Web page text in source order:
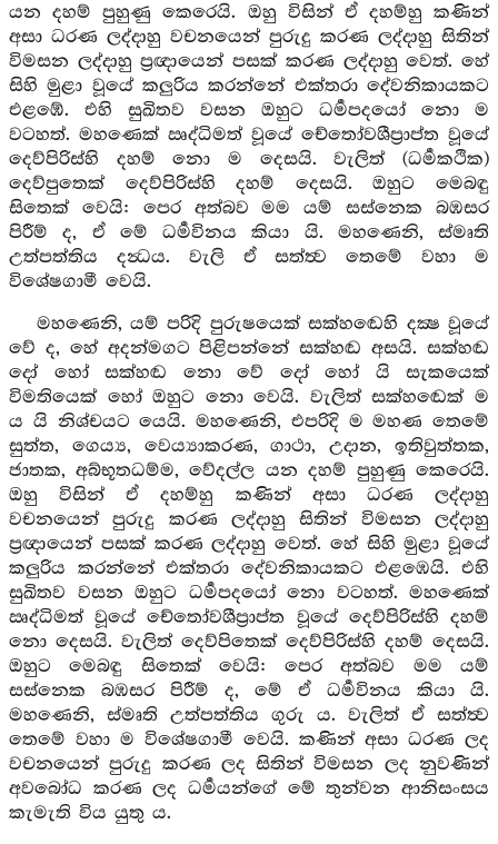
යන දහම් පුහුණු කෙරෙයි. ඔහු විසින් ඒ දහම්හු කණින්
අසා ධරණ ලද්දාහු වචනයෙන් පුරුදු කරණ ලද්දාහු සිතින්
විමසන ලද්දාහු ප්‍රඥායෙන් පසක් කරණ ලද්දාහු වෙත්. හේ
සිහි මුළා වූයේ කලුරිය කරන්නේ එක්තරා දේවනිකායකට
එළඹේ. එහි සුඛිතව වසන ඔහුට ධර්‍මපදයෝ නො ම
වටහත්. මහණෙක් ඍද්ධිමත් වූයේ චේතෝවශීප්‍රාප්ත වූයේ
දෙව්පිරිස්හි දහම් නො ම දෙසයි. වැලිත් (ධර්‍මකථික)
දෙව්පුතෙක් දෙව්පිරිස්හි දහම් දෙසයි. ඔහුට මෙබඳු
සිතෙක් වෙයි: පෙර අත්බව මම යම් සස්නෙක බඹසර
පිරීම් ද, ඒ මේ ධර්‍මවිනය කියා යි. මහණෙනි, ස්මෘති
උත්පත්තිය දන්‍ධය. වැලි ඒ සත්ත්‍ව තෙමේ වහා ම
විශේෂගාමී වෙයි.
මහණෙනි, යම් පරිදි පුරුෂයෙක් සක්හඬෙහි දක්‍ෂ වූයේ
වේ ද, හේ අදන්මගට පිළිපන්නේ සක්හඬ අසයි. සක්හඬ
දෝ හෝ සක්හඬ නො වේ දෝ හෝ යි සැකයෙක්
විමතියෙක් හෝ ඔහුට නො වෙයි. වැලිත් සක්හඬෙක් ම
ය යි නිශ්චයට යෙයි. මහණෙනි, එපරිදි ම මහණ තෙමේ
සුත්ත, ගෙය්‍ය, වෙය්‍යාකරණ, ගාථා, උදාන, ඉතිවුත්තක,
ජාතක, අබ්භූතධම්ම, වේදල්ල යන දහම් පුහුණු කෙරෙයි.
ඔහු විසින් ඒ දහම්හු කණින් අසා ධරණ ලද්දාහු
වචනයෙන් පුරුදු කරණ ලද්දාහු සිතින් විමසන ලද්දාහු
ප්‍රඥායෙන් පසක් කරණ ලද්දාහු වෙත්. හේ සිහි මුළා වූයේ
කලුරිය කරන්නේ එක්තරා දේවනිකායකට එළඹෙයි. එහි
සුඛිතව වසන ඔහුට ධර්‍මපදයෝ නො වටහත්. මහණෙක්
ඍද්ධිමත් වූයේ චේතෝවශීප්‍රාප්ත වූයේ දෙව්පිරිස්හි දහම්
නො දෙසයි. වැලිත් දෙව්පිතෙක් දෙව්පිරිස්හි දහම් දෙසයි.
ඔහුට මෙබඳු සිතෙක් වෙයි: පෙර අත්බව මම යම්
සස්නෙක බඹසර පිරීම් ද, මේ ඒ ධර්‍මවිනය කියා යි.
මහණෙනි, ස්මෘති උත්පත්තිය ගුරු ය. වැලිත් ඒ සත්ත්‍ව
තෙමේ වහා ම විශේෂගාමී වෙයි. කණින් අසා ධරණ ලද
වචනයෙන් පුරුදු කරණ ලද සිතින් විමසන ලද නුවණින්
අවබෝධ කරණ ලද ධර්‍මයන්ගේ මේ තුන්වන ආනිසංසය
කැමැති විය යුතු ය.